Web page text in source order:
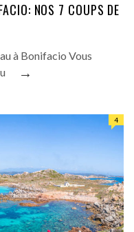
NOS 7 COUPS DE
à Bonifacio Vous
→
4